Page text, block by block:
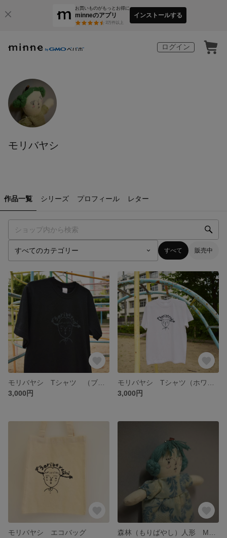
お買いものがもっとお得に
minneのアプリ
3万件以上
インストールする
ログイン
モリバヤシ
作品一覧 シリーズ プロフィール レター
すべて 販売中
3,000円
3,000円
モリバヤシ エコバッグ